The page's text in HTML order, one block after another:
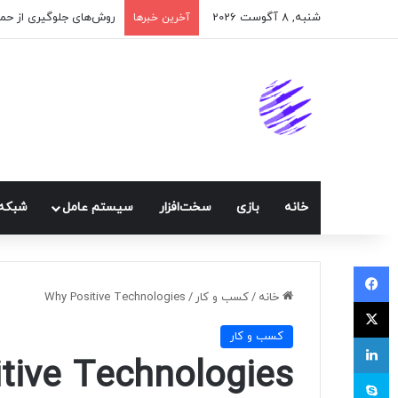
شنبه, 8 آگوست 2026 آخرین خبرها اپلیکیشن پیام‌رسان
خانه بازی سخت‌افزار سيستم عامل
خانه /کسب و کار /
Why Positive Technologies
کسب و کار
Technologies
فیسبوک